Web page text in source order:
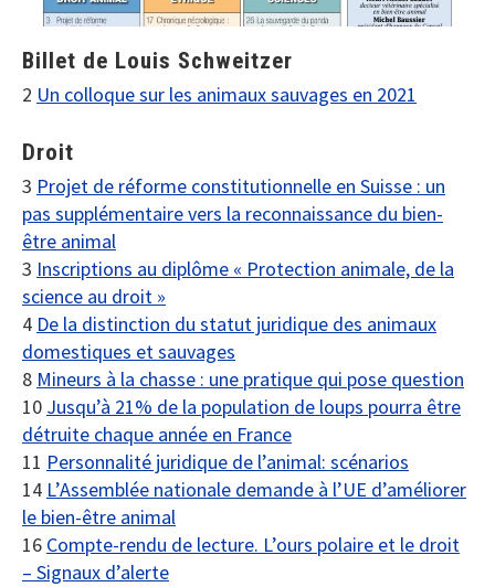
Billet de Louis Schweitzer
2 Un colloque sur les animaux sauvages en 2021
Droit
3 Projet de réforme constitutionnelle en Suisse : un
pas supplémentaire vers la reconnaissance du bien-
être animal
3 Inscriptions au diplôme « Protection animale, de la
science au droit »
4 De la distinction du statut juridique des animaux
domestiques et sauvages
8 Mineurs à la chasse : une pratique qui pose question
10 Jusqu’à 21% de la population de loups pourra être
détruite chaque année en France
11 Personnalité juridique de l’animal: scénarios
14 L’Assemblée nationale demande à l’UE d’améliorer
le bien-être animal
16 Compte-rendu de lecture. L’ours polaire et le droit
– Signaux d’alerte